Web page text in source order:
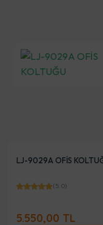
Ayseren Set Metal Kulp
3.500,00 TL